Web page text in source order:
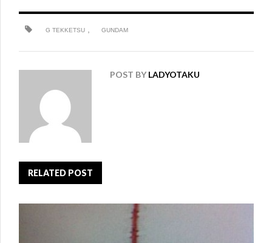
G TEKKETSU , GUNDAM
POST BY LADYOTAKU
RELATED POST